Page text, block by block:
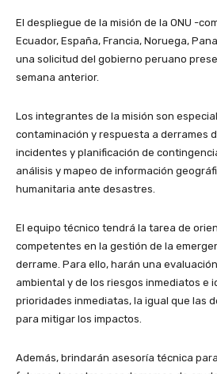
El despliegue de la misión de la ONU -
Ecuador, España, Francia, Noruega,
una solicitud del gobierno peruano
semana anterior.
Los integrantes de la misión son
contaminación y respuesta a derrames
incidentes y planificación de
análisis y mapeo de información
humanitaria ante desastres.
El equipo técnico tendrá la tarea de
competentes en la gestión de la
derrame. Para ello, harán una
ambiental y de los riesgos inmediatos e
prioridades inmediatas, la igual que las
para mitigar los impactos.
Además, brindarán asesoría técnica